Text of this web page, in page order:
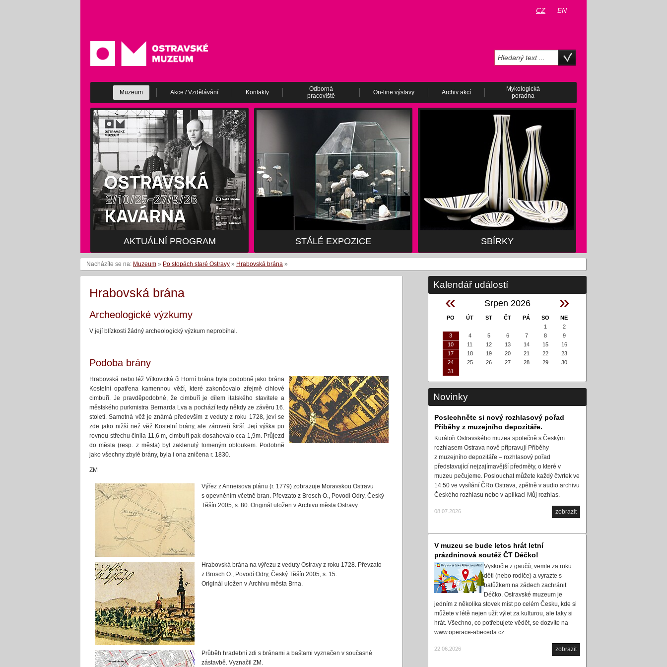
CZ EN
Muzeum Akce / Vzdělávání Kontakty
Odborná
pracoviště
On-line výstavy Archiv akcí
Mykologická
poradna
AKTUÁLNÍ PROGRAM STÁLÉ EXPOZICE SBÍRKY
Nacházíte se na: Muzeum » Po stopách staré Ostravy » Hrabovská brána »
Kalendář událostí
« Srpen 2026 »
PO ÚT ST ČT PÁ SO
NE
1
2
3
4 5 6 7 8
9
10
11 12 13 14 15
16
17
18 19 20 21 22
23
24
25 26 27 28 29
30
31
Novinky
Poslechněte si nový rozhlasový pořad
Příběhy z muzejního depozitáře.
Kurátoři Ostravského muzea společně s Českým
rozhlasem Ostrava nově připravují Příběhy
z muzejního depozitáře – rozhlasový pořad
představující nejzajímavější předměty, o které v
muzeu pečujeme. Poslouchat můžete každý čtvrtek ve
14:50 ve vysílání ČRo Ostrava, zpětně v audio archivu
Českého rozhlasu nebo v aplikaci Můj rozhlas.
08.07.2026 zobrazit
V muzeu se bude letos hrát letní
prázdninová soutěž ČT Déčko!
Vyskočte z gaučů, vemte za ruku
děti (nebo rodiče) a vyrazte s
batůžkem na zádech zachránit
Déčko. Ostravské muzeum je
jedním z několika stovek míst po celém Česku, kde si
můžete v létě nejen užít výlet za kulturou, ale taky si
hrát. Všechno, co potřebujete vědět, se dozvíte na
www.operace-abeceda.cz.
22.06.2026 zobrazit
Hrabovská brána
Archeologické výzkumy
V její blízkosti žádný archeologický výzkum neprobíhal.
Podoba brány
Hrabovská nebo též Vítkovická či Horní brána byla podobně jako brána
Kostelní opatřena kamennou věží, které zakončovalo zřejmě cihlové
cimbuří. Je pravděpodobné, že cimbuří je dílem italského stavitele a
městského purkmistra Bernarda Lva a pochází tedy někdy ze závěru 16.
století. Samotná věž je známá především z veduty z roku 1728, jeví se
zde jako nižší než věž Kostelní brány, ale zároveň širší. Její výška po
rovnou střechu činila 11,6 m, cimbuří pak dosahovalo cca 1,9m. Průjezd
do města (resp. z města) byl zaklenutý lomeným obloukem. Podobně
jako všechny zbylé brány, byla i ona zničena r. 1830.
ZM
Výřez z Anneisova plánu (r. 1779) zobrazuje Moravskou Ostravu
s opevněním včetně bran. Převzato z Brosch O., Povodí Odry, Český
Těšín 2005, s. 80. Originál uložen v Archivu města Ostravy.
Hrabovská brána na výřezu z veduty Ostravy z roku 1728. Převzato
z Brosch O., Povodí Odry, Český Těšín 2005, s. 15.
Originál uložen v Archivu města Brna.
Průběh hradební zdi s bránami a baštami vyznačen v současné
zástavbě. Vyznačil ZM.